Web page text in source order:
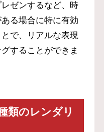
ゼンするなど、時
る場合に特に有効
で、リアルな表現
することができま
類のレンダリ